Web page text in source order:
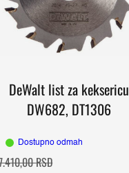
DeWalt list za keksericu
DW682, DT1306
Dostupno odmah
RSDOriginalna
cena
Trenutna
cena